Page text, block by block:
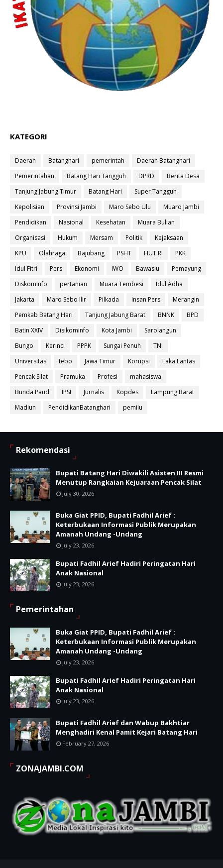
KATEGORI
Daerah Batanghari pemerintah
Daerah Batanghari
Pemerintahan
Batang Hari Tangguh DPRD
Berita Desa
Tanjung Jabung Timur
Batang Hari
Super Tangguh
Kepolisian
Provinsi Jambi Maro Sebo Ulu
Muaro Jambi
Pendidikan
Nasional Kesehatan
Muara Bulian
Organisasi
Hukum Mersam Politik
Kejaksaan
KPU
Olahraga Bajubang PSHT HUT RI
PKK
Idul Fitri
Pers Ekonomi IWO Bawaslu
Pemayung
Diskominfo
pertanian Muara Tembesi
Idul Adha
Jakarta
Maro Sebo Ilir Pilkada Insan Pers
Merangin
Pemkab Batang Hari
Tanjung Jabung Barat BNNK
BPD
Batin XXIV
Disikominfo Kota Jambi
Sarolangun
Bungo
Kerinci PPPK Sungai Penuh
TNI
Universitas
tebo Jawa Timur Korupsi
Laka Lantas
Pencak Silat
Pramuka Profesi
mahasiswa
Bunda Paud
IPSI Jurnalis Kopdes
Lampung Barat
Madiun
PendidikanBatanghari pemilu
Rekomendasi
Bupati Batang Hari Diwakili Asisten III Resmi
Menutup Rangkaian Kejuaraan Pencak Silat
July 30, 2026
Buka Giat PPID, Bupati Fadhil Arief :
Keterbukaan Informasi Publik Merupakan
Amanah Undang -Undang
July 23, 2026
Bupati Fadhil Arief Hadiri Peringatan Hari
Anak Nasional
July 23, 2026
Pemerintahan
Buka Giat PPID, Bupati Fadhil Arief :
Keterbukaan Informasi Publik Merupakan
Amanah Undang -Undang
July 23, 2026
Bupati Fadhil Arief Hadiri Peringatan Hari
Anak Nasional
July 23, 2026
Bupati Fadhil Arief dan Wabup Bakhtiar
Menghadiri Kenal Pamit Kejari Batang Hari
February 27, 2026
ZONAJAMBI.COM